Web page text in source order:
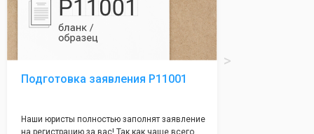
Подготовка заявления Р11001
Наши юристы полностью заполнят заявление
на регистрацию за вас! Так как чаще всего